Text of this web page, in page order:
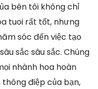
bên tôi không chỉ
tuoi rất tốt, nhưng
sóc đến việc tạo
sắc sâu sắc. Chúng
nhành hoa hoàn
điệp của bạn,